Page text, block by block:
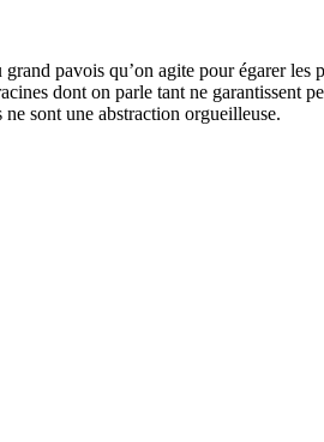
pavois qu’on agite pour égarer
dont on parle tant ne garantissent
sont une abstraction orgueilleuse.